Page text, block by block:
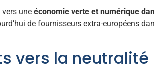
vers une économie verte et numérique
de fournisseurs extra-européens
vers la neutralité